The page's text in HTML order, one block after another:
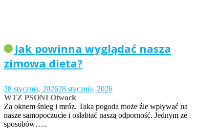
Jak powinna wyglądać nasza
zimowa dieta?
28 stycznia, 202628 stycznia, 2026
WTZ PSONI Otwock
Za oknem śnieg i mróz. Taka pogoda może źle wpływać na
nasze samopoczucie i osłabiać naszą odporność. Jednym ze
sposobów…..